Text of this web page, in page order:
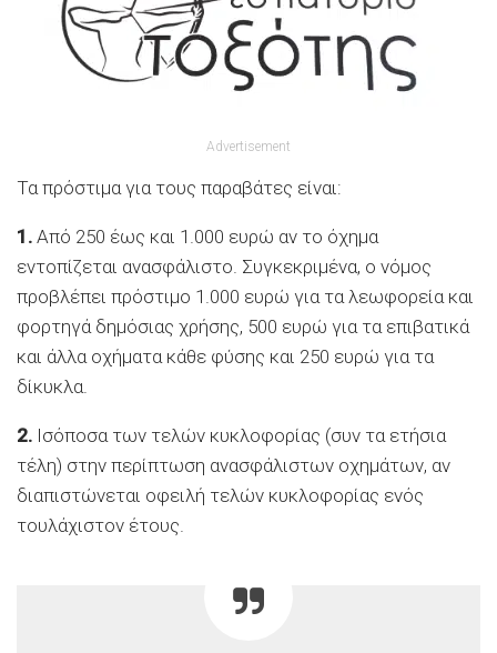
Advertisement
Τα πρόστιμα για τους παραβάτες είναι:
1. Από 250 έως και 1.000 ευρώ αν το όχημα
εντοπίζεται ανασφάλιστο. Συγκεκριμένα, ο νόμος
προβλέπει πρόστιμο 1.000 ευρώ για τα λεωφορεία και
φορτηγά δημόσιας χρήσης, 500 ευρώ για τα επιβατικά
και άλλα οχήματα κάθε φύσης και 250 ευρώ για τα
δίκυκλα.
2. Ισόποσα των τελών κυκλοφορίας (συν τα ετήσια
τέλη) στην περίπτωση ανασφάλιστων οχημάτων, αν
διαπιστώνεται οφειλή τελών κυκλοφορίας ενός
τουλάχιστον έτους.